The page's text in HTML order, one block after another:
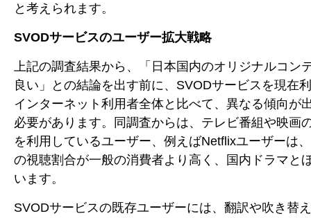
と考えられます。
SVODサービスのユーザー拡大戦略
上記の調査結果から、「日本国内のオリジナルコン
良い」との結論を出す前に、SVODサービスを現在
インターネット利用者全体と比べて、異なる傾向が
必要があります。同調査からは、テレビ番組や映画
を利用しているユーザー、例えばNetflixユーザーは
の視聴割合が一般の消費者より高く、国内ドラマと
います。
SVODサービスの既存ユーザーには、翻訳や吹き替